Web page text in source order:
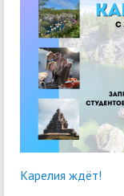
Карелия ждёт!